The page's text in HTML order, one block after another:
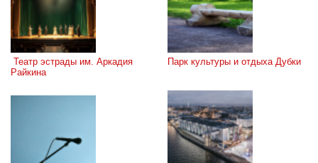
Райкина
Парк культуры и отдыха Дубки